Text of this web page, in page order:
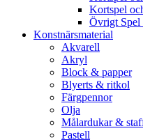
Kortspel
Övrigt Spel
Konstnärsmaterial
Akvarell
Akryl
Block & papper
Blyerts & ritkol
Färgpennor
Olja
Målardukar &
Pastell